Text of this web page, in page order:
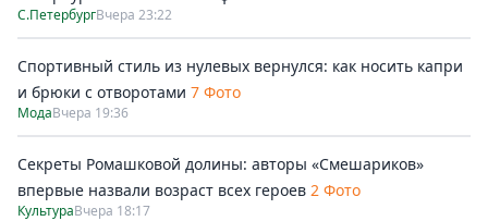
С.ПетербургВчера 23:22
Спортивный стиль из нулевых вернулся: как носить капри
и брюки с отворотами 7 Фото
МодаВчера 19:36
Секреты Ромашковой долины: авторы «Смешариков»
впервые назвали возраст всех героев 2 Фото
КультураВчера 18:17